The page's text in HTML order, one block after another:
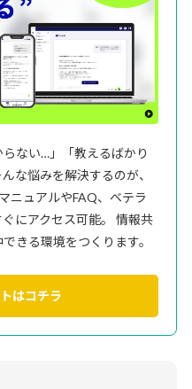
らない…」「教えるばかり
な悩みを解決するのが、
ニュアルやFAQ、ベテラ
にアクセス可能。 情報共
きる環境をつくります。
はコチラ